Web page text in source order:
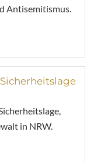
Antisemitismus.
in NRW.